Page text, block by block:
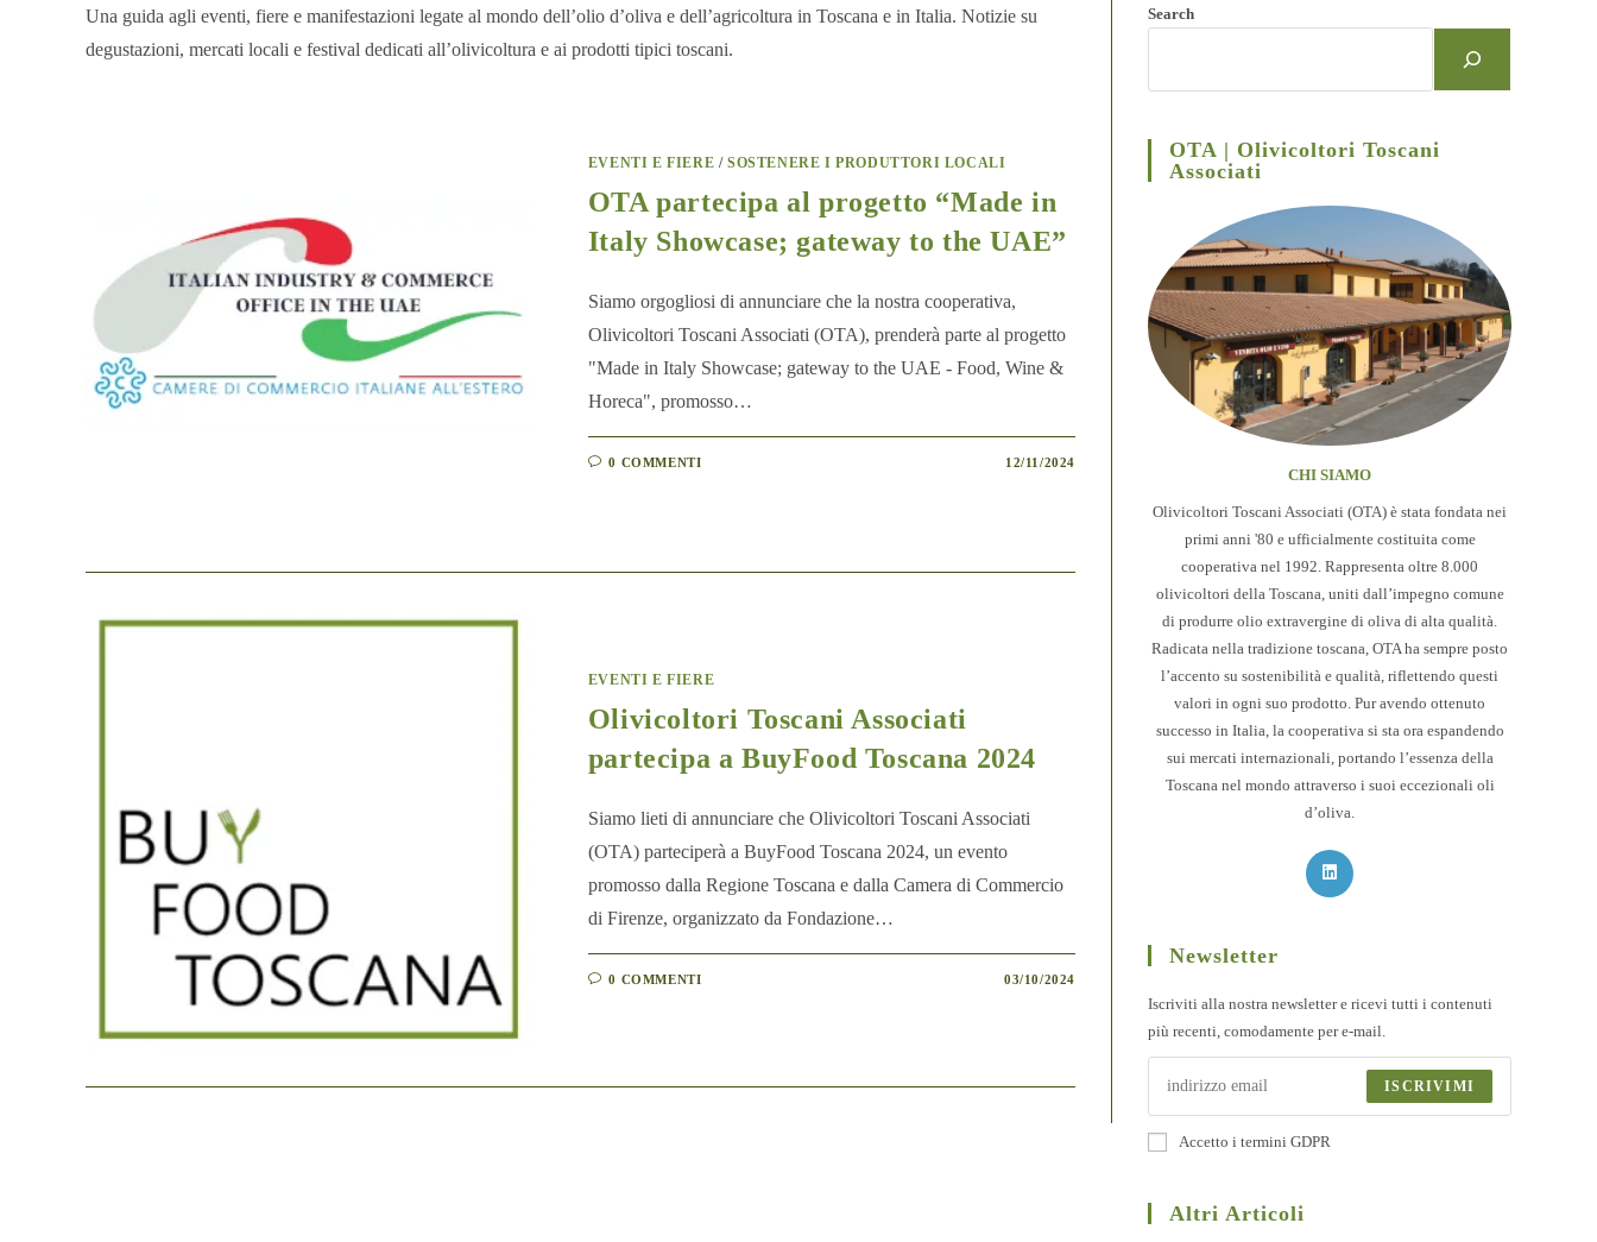
Una guida agli eventi, fiere e manifestazioni legate al mondo dell’olio d’oliva e dell’agricoltura in Toscana e in Italia. Notizie su
degustazioni, mercati locali e festival dedicati all’olivicoltura e ai prodotti tipici toscani.
EVENTI E FIERE /SOSTENERE I PRODUTTORI LOCALI
OTA partecipa al progetto “Made in
Italy Showcase; gateway to the UAE”
Siamo orgogliosi di annunciare che la nostra cooperativa,
Olivicoltori Toscani Associati (OTA), prenderà parte al progetto
"Made in Italy Showcase; gateway to the UAE - Food, Wine &
Horeca", promosso…
0 COMMENTI 12/11/2024
EVENTI E FIERE
Olivicoltori Toscani Associati
partecipa a BuyFood Toscana 2024
Siamo lieti di annunciare che Olivicoltori Toscani Associati
(OTA) parteciperà a BuyFood Toscana 2024, un evento
promosso dalla Regione Toscana e dalla Camera di Commercio
di Firenze, organizzato da Fondazione…
0 COMMENTI 03/10/2024
Search
OTA | Olivicoltori Toscani
Associati
CHI SIAMO
Olivicoltori Toscani Associati (OTA) è stata fondata nei
primi anni '80 e ufficialmente costituita come
cooperativa nel 1992. Rappresenta oltre 8.000
olivicoltori della Toscana, uniti dall’impegno comune
di produrre olio extravergine di oliva di alta qualità.
Radicata nella tradizione toscana, OTA ha sempre posto
l’accento su sostenibilità e qualità, riflettendo questi
valori in ogni suo prodotto. Pur avendo ottenuto
successo in Italia, la cooperativa si sta ora espandendo
sui mercati internazionali, portando l’essenza della
Toscana nel mondo attraverso i suoi eccezionali oli
d’oliva.
Opens
Newsletter
Iscriviti alla nostra newsletter e ricevi tutti i contenuti
più recenti, comodamente per e-mail.
ISCRIVIMI
Accetto i termini GDPR
Altri Articoli